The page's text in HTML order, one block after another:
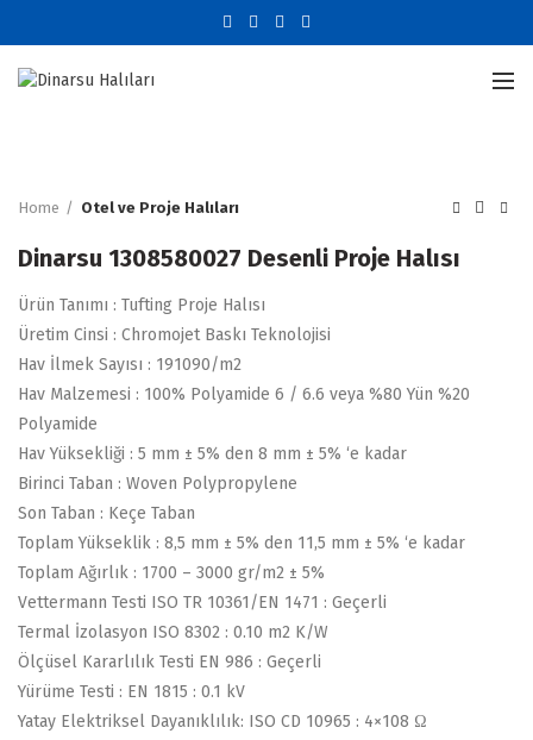
Home Otel ve Proje Halıları
Dinarsu 1308580027 Desenli Proje Halısı
Ürün Tanımı : Tufting Proje Halısı
Üretim Cinsi : Chromojet Baskı Teknolojisi
Hav İlmek Sayısı : 191090/m2
Hav Malzemesi : 100% Polyamide 6 / 6.6 veya %80 Yün %20
Polyamide
Hav Yüksekliği : 5 mm ± 5% den 8 mm ± 5% ‘e kadar
Birinci Taban : Woven Polypropylene
Son Taban : Keçe Taban
Toplam Yükseklik : 8,5 mm ± 5% den 11,5 mm ± 5% ‘e kadar
Toplam Ağırlık : 1700 – 3000 gr/m2 ± 5%
Vettermann Testi ISO TR 10361/EN 1471 : Geçerli
Termal İzolasyon ISO 8302 : 0.10 m2 K/W
Ölçüsel Kararlılık Testi EN 986 : Geçerli
Yürüme Testi : EN 1815 : 0.1 kV
Yatay Elektriksel Dayanıklılık: ISO CD 10965 : 4×108 Ω